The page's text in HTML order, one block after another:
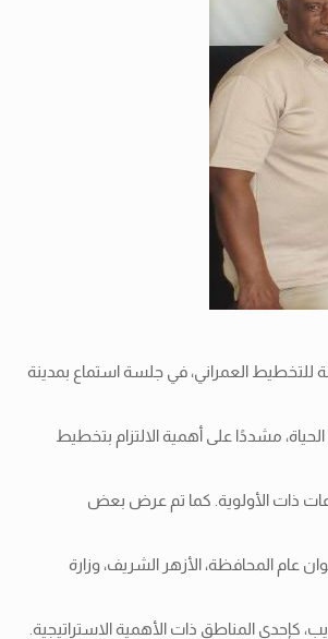
للتخطيط العمراني، في جلسة استماع بمدينة
مشددًا على أهمية الالتزام بتخطيط
ذات الأولوية. كما تم عرض بعض
المحافظة، الأزهر الشريف، وزارة
كإحدى المناطق ذات الأهمية الاستراتيجية.